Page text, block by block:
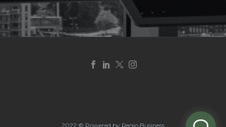
2022 © Powered by Regio Business